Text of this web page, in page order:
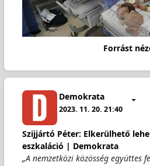
Forrást
Demokrata
2023. 11. 20. 21:40
Szijjártó Péter: Elkerülhető
eszkaláció | Demokrata
„A nemzetközi közösség együttes